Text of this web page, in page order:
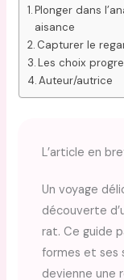
Plonger dans
aisance
Capturer le
Les choix
Auteur/autrice
L’article en
Un voyage
découverte
rat. Ce guide
formes et ses
devienne une